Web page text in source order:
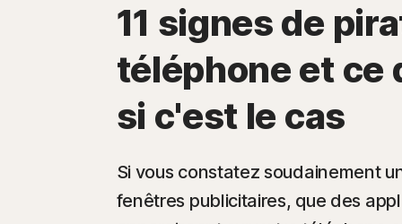
Norton 360 Deluxe
Norton 360 Standard
Ressources sur
Ressources sur
11 signes de
téléphone et ce
si c'est le cas
Si vous constatez soudainement
fenêtres publicitaires, que des